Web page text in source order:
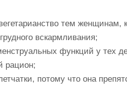
тем женщинам,
вскармливания;
функций у тех
рацион;
потому что она